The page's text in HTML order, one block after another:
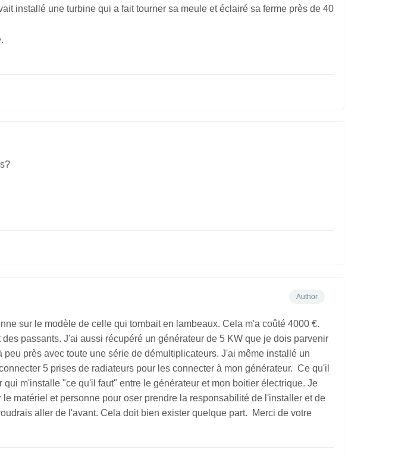
installé une turbine qui a fait tourner sa meule et éclairé sa ferme près de 40
Author
sur le modèle de celle qui tombait en lambeaux. Cela m'a coûté 4000 €.
passants. J'ai aussi récupéré un générateur de 5 KW que je dois parvenir
près avec toute une série de démultiplicateurs. J'ai même installé un
5 prises de radiateurs pour les connecter à mon générateur. Ce qu'il
m'installe "ce qu'il faut" entre le générateur et mon boitier électrique. Je
matériel et personne pour oser prendre la responsabilité de l'installer et de
aller de l'avant. Cela doit bien exister quelque part. Merci de votre